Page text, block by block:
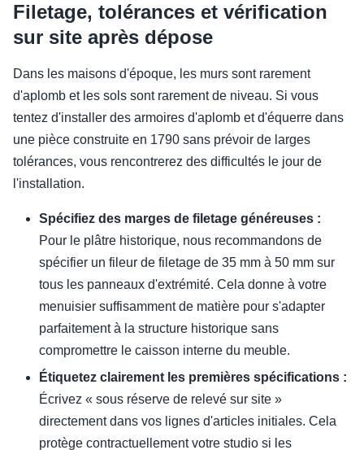
Filetage, tolérances et vérification
sur site après dépose
Dans les maisons d'époque, les murs sont rarement
d'aplomb et les sols sont rarement de niveau. Si vous
tentez d'installer des armoires d'aplomb et d'équerre dans
une pièce construite en 1790 sans prévoir de larges
tolérances, vous rencontrerez des difficultés le jour de
l'installation.
Spécifiez des marges de filetage généreuses :
Pour le plâtre historique, nous recommandons de
spécifier un fileur de filetage de 35 mm à 50 mm sur
tous les panneaux d'extrémité. Cela donne à votre
menuisier suffisamment de matière pour s'adapter
parfaitement à la structure historique sans
compromettre le caisson interne du meuble.
Étiquetez clairement les premières spécifications :
Écrivez « sous réserve de relevé sur site »
directement dans vos lignes d'articles initiales. Cela
protège contractuellement votre studio si les